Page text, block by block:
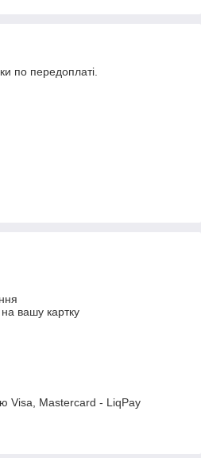
по передоплаті.
вашу картку
Visa, Mastercard - LiqPay